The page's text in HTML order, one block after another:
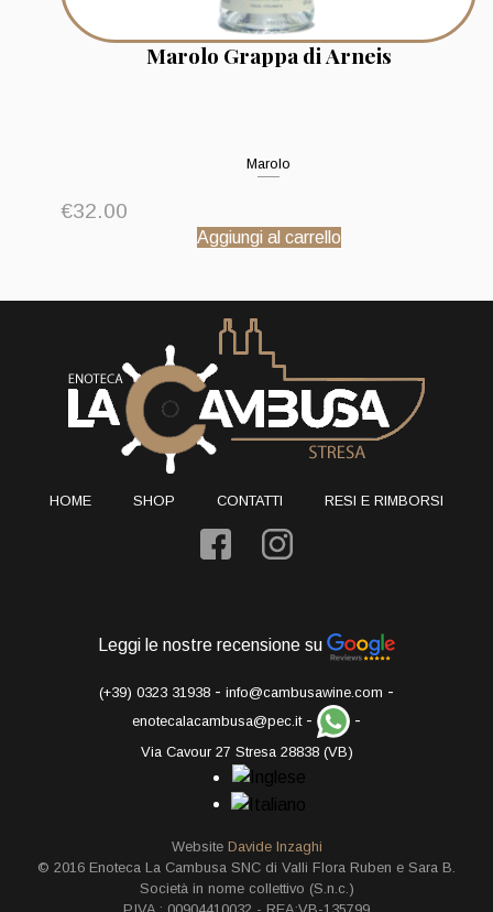
Marolo Grappa di Arneis
Marolo
€32.00
Aggiungi al carrello
HOME SHOP CONTATTI RESI E RIMBORSI
Leggi le nostre recensione su
(+39) 0323 31938 - info@cambusawine.com -
enotecalacambusa@pec.it- -
Via Cavour 27 Stresa 28838 (VB)
Website Davide Inzaghi
© 2016 Enoteca La Cambusa SNC di Valli Flora Ruben e Sara B.
Società in nome collettivo (S.n.c.)